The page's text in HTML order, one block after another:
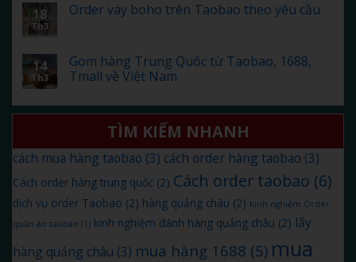
18
Th3
Order váy boho trên Taobao theo yêu cầu
14
Th3
Gom hàng Trung Quốc từ Taobao, 1688,
Tmall về Việt Nam
TÌM KIẾM NHANH
cách mua hàng taobao (3) cách order hàng taobao (3)
Cách order hàng trung quốc (2) Cách order taobao (6)
dịch vụ order Taobao (2) hàng quảng châu (2) kinh nghiệm Order
quần áo taobao (1) kinh nghiệm đánh hàng quảng châu (2) lấy
hàng quảng châu (3) mua hàng 1688 (5) mua